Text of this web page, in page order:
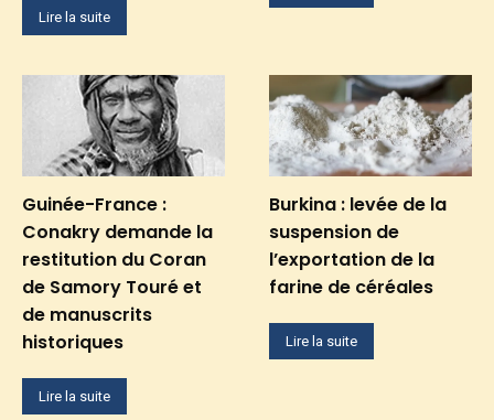
Lire la suite
Guinée-France :
Conakry demande la
restitution du Coran
de Samory Touré et
de manuscrits
historiques
Lire la suite
Burkina : levée de la
suspension de
l’exportation de la
farine de céréales
Lire la suite